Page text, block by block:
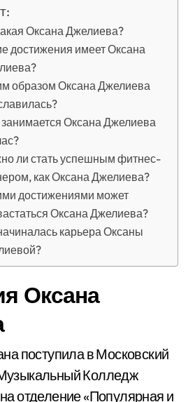
Оксана Джелиева?
достижения имеет Оксана
образом Оксана Джелиева
Оксана Джелиева
ли стать успешным фитнес-
как Оксана Джелиева?
достижениями может
Оксана Джелиева?
карьера Оксаны
Оксана
поступила в Московский
Колледж
отделение «Популярная и